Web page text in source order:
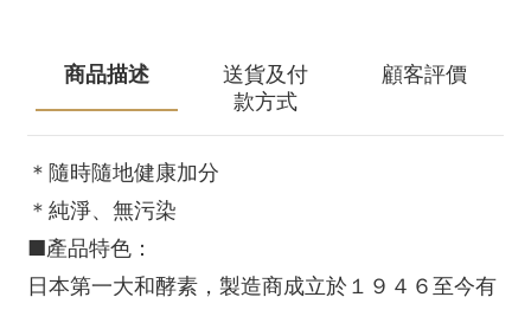
商品描述
送貨及付
款方式
顧客評價
＊隨時隨地健康加分
＊純淨、無污染
■產品特色：
日本第一大和酵素，製造商成立於１９４６至今有